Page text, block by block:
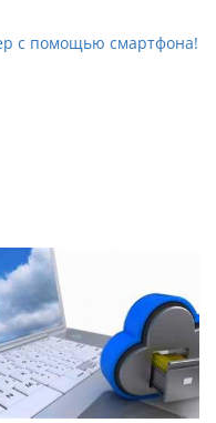
с помощью смартфона!